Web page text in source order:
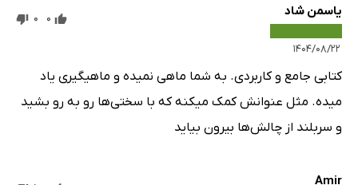
یاسمن شاد
۱۴۰۴/۰۸/۲۲
0
0
کتابی جامع و کاربردی. به شما ماهی نمیده و ماهیگیری یاد
میده. مثل عنوانش کمک میکنه که با سختی‌ها رو به رو بشید
و سربلند از چالش‌ها بیرون بیاید
Amir